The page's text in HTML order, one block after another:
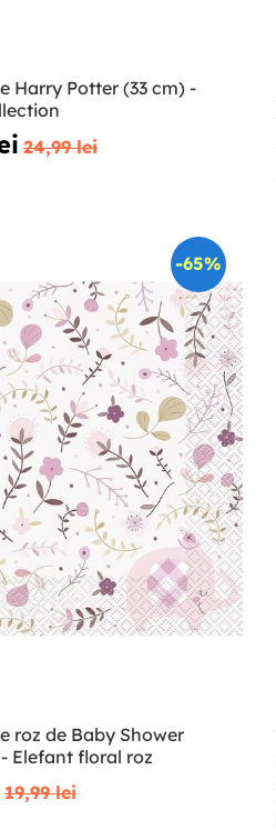
Harry Potter (33 cm) -
24,99 lei
-65%
roz de Baby Shower
Elefant floral roz
19,99 lei